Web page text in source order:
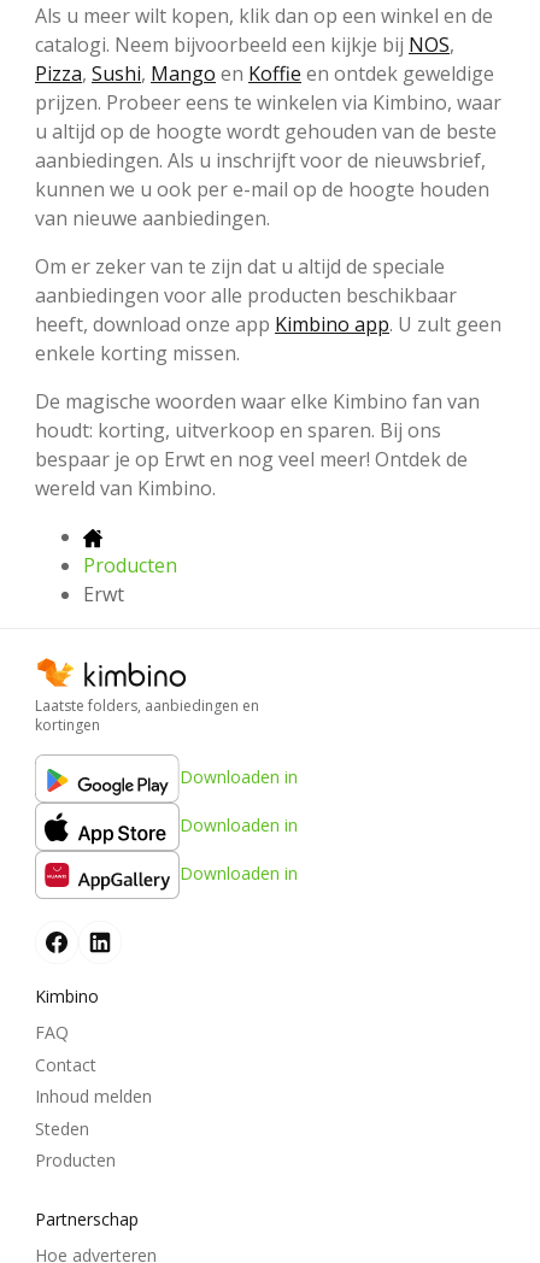
Als u meer wilt kopen, klik dan op een winkel en de
catalogi. Neem bijvoorbeeld een kijkje bij NOS,
Pizza, Sushi, Mango en Koffie en ontdek geweldige
prijzen. Probeer eens te winkelen via Kimbino, waar
u altijd op de hoogte wordt gehouden van de beste
aanbiedingen. Als u inschrijft voor de nieuwsbrief,
kunnen we u ook per e-mail op de hoogte houden
van nieuwe aanbiedingen.
Om er zeker van te zijn dat u altijd de speciale
aanbiedingen voor alle producten beschikbaar
heeft, download onze app Kimbino app. U zult geen
enkele korting missen.
De magische woorden waar elke Kimbino fan van
houdt: korting, uitverkoop en sparen. Bij ons
bespaar je op Erwt en nog veel meer! Ontdek de
wereld van Kimbino.
Producten
Erwt
Laatste folders, aanbiedingen en
kortingen
Downloaden in
Downloaden in
Downloaden in
Kimbino
FAQ
Contact
Inhoud melden
Steden
Producten
Partnerschap
Hoe adverteren